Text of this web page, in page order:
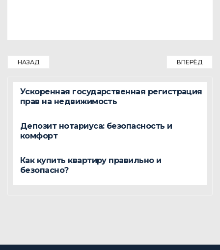
НАЗАД ВПЕРЁД
Ускоренная государственная регистрация
прав на недвижимость
Депозит нотариуса: безопасность и
комфорт
Как купить квартиру правильно и
безопасно?